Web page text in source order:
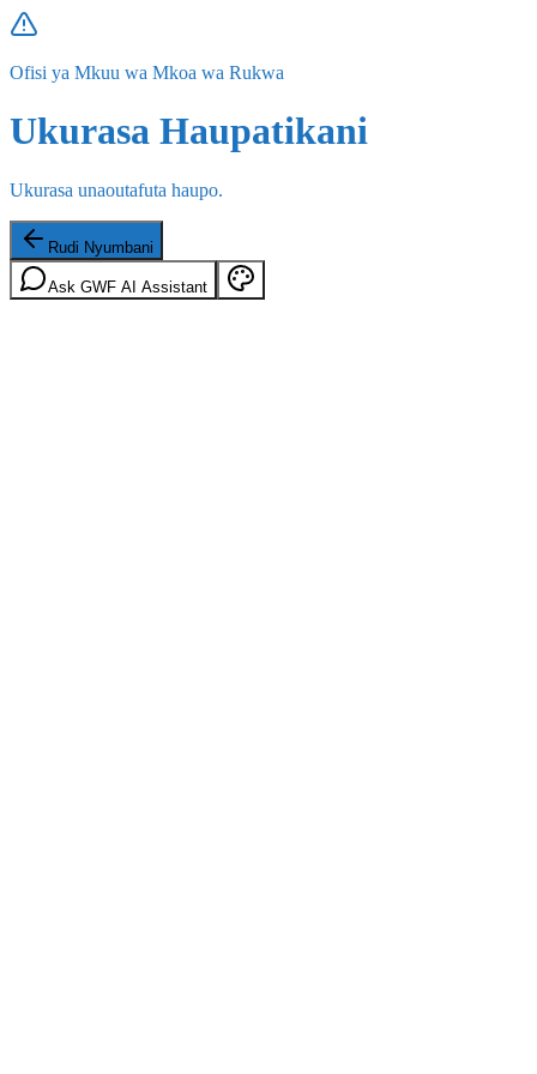
Ofisi ya Mkuu wa Mkoa wa Rukwa
Ukurasa Haupatikani
Ukurasa unaoutafuta haupo.
Rudi Nyumbani
Ask GWF AI Assistant